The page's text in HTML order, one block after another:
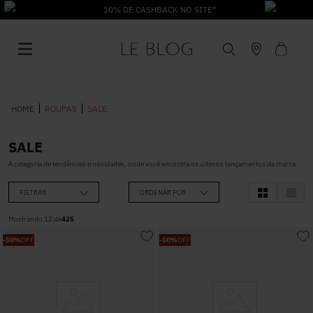
10% DE CASHBACK NO SITE*
ROUPAS SALE
SALE
A categoria de tendências e novidades, onde você encontra os últimos lançamentos da marca.
FILTRAR ORDENAR POR
Mostrando 12 de425
-50%OFF -50%OFF
1º Vestido
2º Roupas